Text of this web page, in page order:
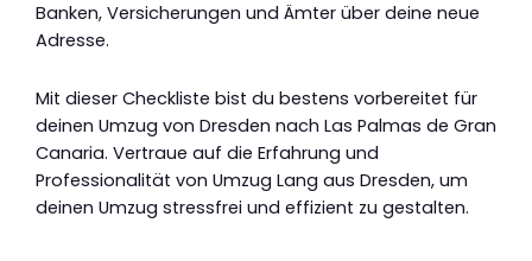
Banken, Versicherungen und Ämter über deine neue
Adresse.
Mit dieser Checkliste bist du bestens vorbereitet für
deinen Umzug von Dresden nach Las Palmas de Gran
Canaria. Vertraue auf die Erfahrung und
Professionalität von Umzug Lang aus Dresden, um
deinen Umzug stressfrei und effizient zu gestalten.